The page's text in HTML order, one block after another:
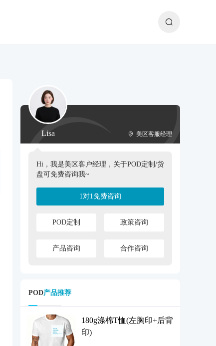
Lisa 美区客服经理
Hi，我是美区客户经理，关于POD定制/货
盘可免费咨询我~
1对1免费咨询
POD定制 政策咨询
产品咨询 合作咨询
POD产品推荐
180g涤棉T恤(左胸印+后背
印)